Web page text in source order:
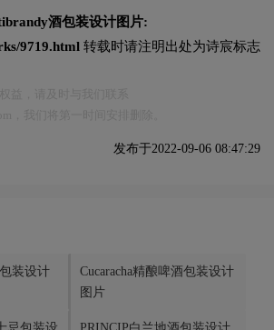
酒包装设计图片:
9719.html 转载时请注明出处为诗宸标志
发布于2022-09-06 08:47:29
装设计
​Cucaracha精酿啤酒包装设计
图片